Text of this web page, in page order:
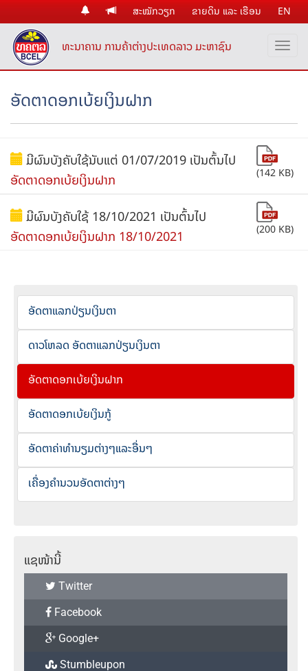
ສະໝັກວຽກ ຂາຍດິນ ແລະ ເຮືອນ EN
ທະນາຄານ ການຄ້າຕ່າງປະເທດລາວ ມະຫາຊົນ
ອັດຕາດອກເບ້ຍເງິນຝາກ
ມີຜົນບັງຄັບໃຊ້ນັບແຕ່ 01/07/2019 ເປັນຕົ້ນໄປ
ອັດຕາດອກເບ້ຍເງິນຝາກ
(142 KB)
ມີຜົນບັງຄັບໃຊ້ 18/10/2021 ເປັນຕົ້ນໄປ
ອັດຕາດອກເບ້ຍເງິນຝາກ 18/10/2021
(200 KB)
ອັດຕາແລກປ່ຽນເງິນຕາ
ດາວໂຫລດ ອັດຕາແລກປ່ຽນເງິນຕາ
ອັດຕາດອກເບ້ຍເງິນຝາກ
ອັດຕາດອກເບ້ຍເງິນກູ້
ອັດຕາຄ່າທຳນຽມຕ່າງໆແລະອື່ນໆ
ເຄື່ອງຄຳນວນອັດຕາຕ່າງໆ
ແຊໜ້ານີ້
Twitter
Facebook
Google+
Stumbleupon